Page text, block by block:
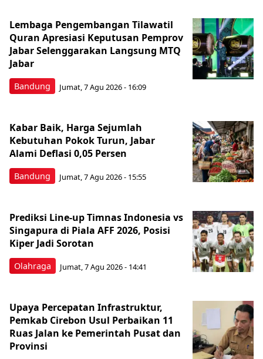
Bandung
Lembaga Pengembangan Tilawatil
Quran Apresiasi Keputusan Pemprov
Jabar Selenggarakan Langsung MTQ
Jabar
Jumat, 7 Agu 2026 - 16:09
Bandung
Kabar Baik, Harga Sejumlah
Kebutuhan Pokok Turun, Jabar
Alami Deflasi 0,05 Persen
Jumat, 7 Agu 2026 - 15:55
Olahraga
Prediksi Line-up Timnas Indonesia vs
Singapura di Piala AFF 2026, Posisi
Kiper Jadi Sorotan
Jumat, 7 Agu 2026 - 14:41
Upaya Percepatan Infrastruktur,
Pemkab Cirebon Usul Perbaikan 11
Ruas Jalan ke Pemerintah Pusat dan
Provinsi